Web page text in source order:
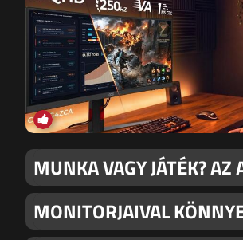
MUNKA VAGY JÁTÉK? AZ
MONITORJAIVAL